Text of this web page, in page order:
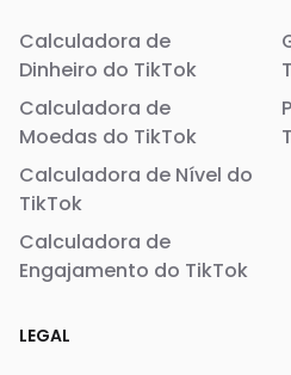
Calculadora de
Dinheiro do TikTok
Calculadora de
Moedas do TikTok
Calculadora de Nível do
TikTok
Calculadora de
Engajamento do TikTok
LEGAL